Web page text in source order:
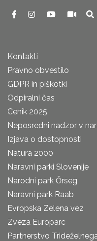
Kontakti
Pravno obvestilo
GDPR in piškotki
Odpiralni čas
Cenik 2025
Neposredni nadzor v
Izjava o dostopnosti
Natura 2000
Naravni parki Slovenije
Narodni park Őrseg
Naravni park Raab
Evropska Zelena vez
Zveza Europarc
Partnerstvo